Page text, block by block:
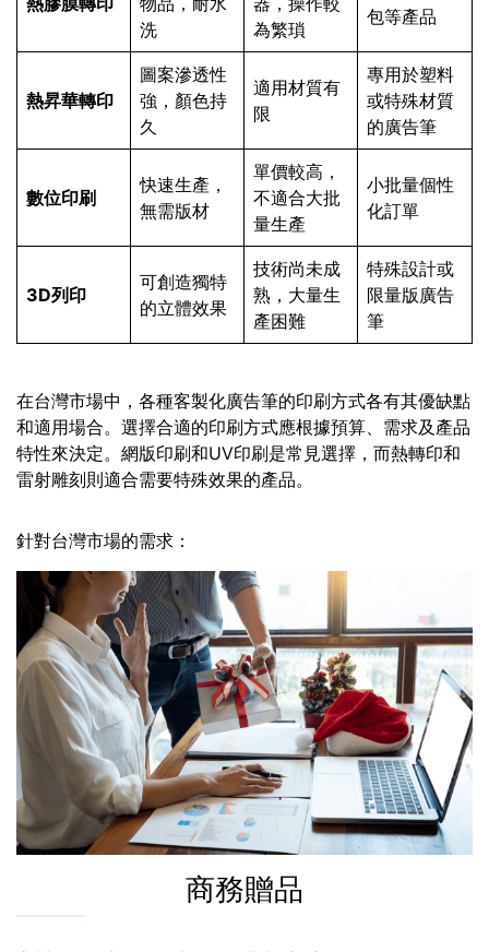
洗
為繁瑣
包等產品
熱昇華轉印
圖案滲透性
強，顏色持
久
適用材質有
限
專用於塑料
或特殊材質
的廣告筆
數位印刷
快速生產，
無需版材
單價較高，
不適合大批
量生產
小批量個性
化訂單
3D列印
可創造獨特
的立體效果
技術尚未成
熟，大量生
產困難
特殊設計或
限量版廣告
筆
在台灣市場中，各種客製化廣告筆的印刷方式各有其優缺點
和適用場合。選擇合適的印刷方式應根據預算、需求及產品
特性來決定。網版印刷和UV印刷是常見選擇，而熱轉印和
雷射雕刻則適合需要特殊效果的產品。
針對台灣市場的需求：
商務贈品